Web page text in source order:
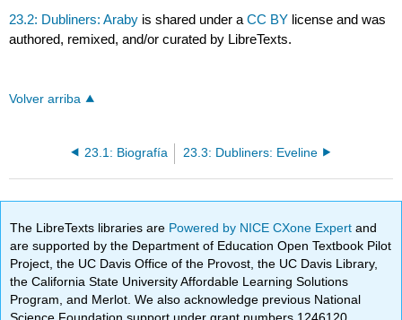
23.2: Dubliners: Araby is shared under aCC BY license and was
authored, remixed, and/or curated by LibreTexts.
Volver arriba
23.1: Biografía 23.3: Dubliners: Eveline
The LibreTexts libraries are Powered by NICE CXone Expertand
are supported by the Department of Education Open Textbook Pilot
Project, the UC Davis Office of the Provost, the UC Davis Library,
the California State University Affordable Learning Solutions
Program, and Merlot. We also acknowledge previous National
Science Foundation support under grant numbers 1246120,